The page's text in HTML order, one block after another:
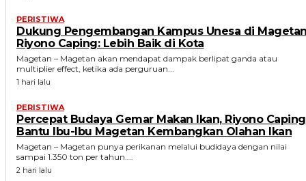
PERISTIWA
Dukung Pengembangan Kampus Unesa di
Riyono Caping: Lebih Baik di Kota
Magetan – Magetan akan mendapat dampak berlipat ganda atau
multiplier effect, ketika ada perguruan...
1 hari lalu
PERISTIWA
Percepat Budaya Gemar Makan Ikan, Riyono Caping
Bantu Ibu-Ibu Magetan Kembangkan Olahan Ikan
Magetan – Magetan punya perikanan melalui budidaya dengan nilai
sampai 1.350 ton per tahun....
2 hari lalu